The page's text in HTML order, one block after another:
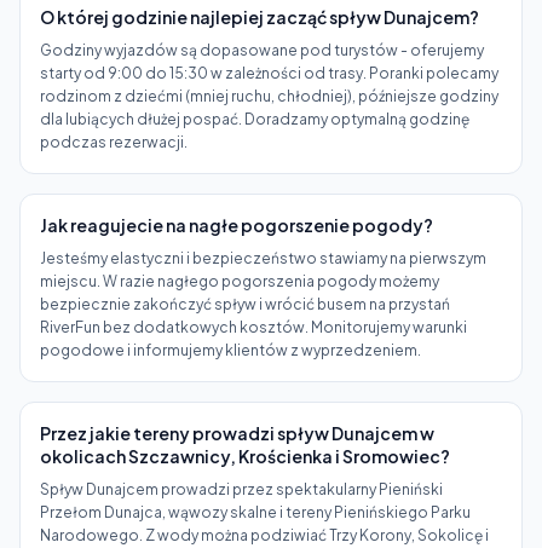
O której godzinie najlepiej zacząć spływ Dunajcem?
Godziny wyjazdów są dopasowane pod turystów - oferujemy
starty od 9:00 do 15:30 w zależności od trasy. Poranki polecamy
rodzinom z dziećmi (mniej ruchu, chłodniej), późniejsze godziny
dla lubiących dłużej pospać. Doradzamy optymalną godzinę
podczas rezerwacji.
Jak reagujecie na nagłe pogorszenie pogody?
Jesteśmy elastyczni i bezpieczeństwo stawiamy na pierwszym
miejscu. W razie nagłego pogorszenia pogody możemy
bezpiecznie zakończyć spływ i wrócić busem na przystań
RiverFun bez dodatkowych kosztów. Monitorujemy warunki
pogodowe i informujemy klientów z wyprzedzeniem.
Przez jakie tereny prowadzi spływ Dunajcem w
okolicach Szczawnicy, Krościenka i Sromowiec?
Spływ Dunajcem prowadzi przez spektakularny Pieniński
Przełom Dunajca, wąwozy skalne i tereny Pienińskiego Parku
Narodowego. Z wody można podziwiać Trzy Korony, Sokolicę i